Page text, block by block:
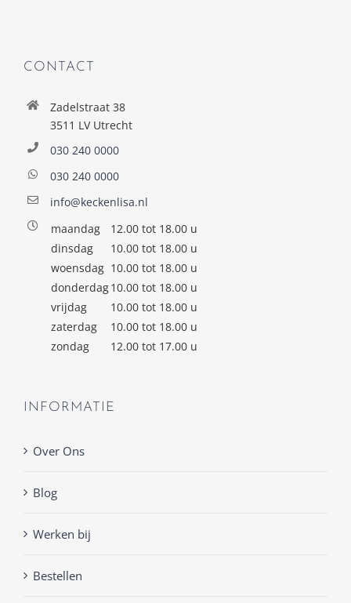
CONTACT
Zadelstraat 38
3511 LV Utrecht
030 240 0000
030 240 0000
info@keckenlisa.nl
maandag
12.00 tot 18.00 u
dinsdag
10.00 tot 18.00 u
woensdag 10.00 tot 18.00 u
donderdag10.00 tot 18.00 u
vrijdag
10.00 tot 18.00 u
zaterdag
10.00 tot 18.00 u
zondag
12.00 tot 17.00 u
INFORMATIE
Over Ons
Blog
Werken bij
Bestellen